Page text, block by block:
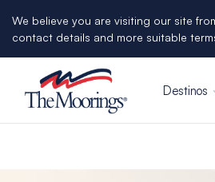
We believe you are visiting our site
contact details and more suitable
Destinos